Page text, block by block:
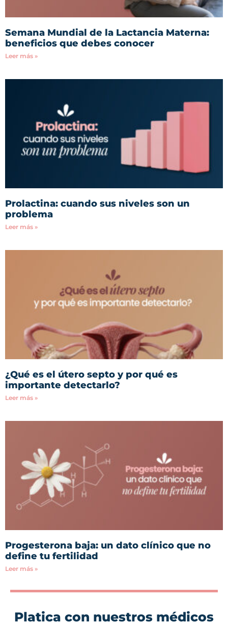
Semana Mundial de la Lactancia Materna:
beneficios que debes conocer
Leer más »
Prolactina: cuando sus niveles son un
problema
Leer más »
¿Qué es el útero septo y por qué es
importante detectarlo?
Leer más »
Progesterona baja: un dato clínico que no
define tu fertilidad
Leer más »
Platica con nuestros médicos